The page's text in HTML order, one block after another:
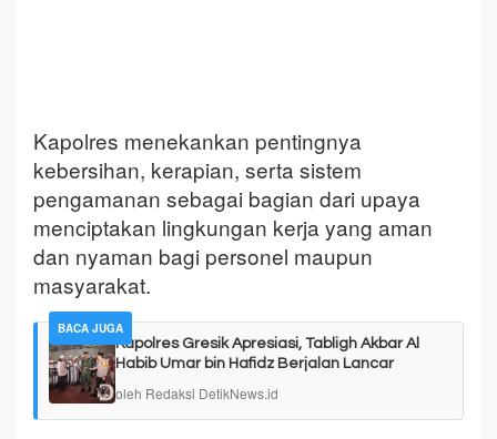
Kapolres menekankan pentingnya
kebersihan, kerapian, serta sistem
pengamanan sebagai bagian dari upaya
menciptakan lingkungan kerja yang aman
dan nyaman bagi personel maupun
masyarakat.
BACA JUGA
Kapolres Gresik Apresiasi, Tabligh Akbar Al
Habib Umar bin Hafidz Berjalan Lancar
oleh Redaksi DetikNews.id